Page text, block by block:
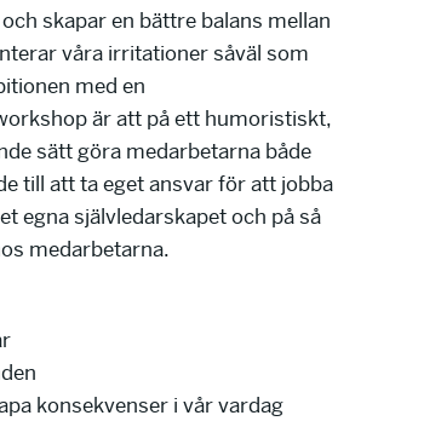
skapar en bättre balans mellan
våra irritationer såväl som
med en
är att på ett humoristiskt,
sätt göra medarbetarna både
till att ta eget ansvar för att jobba
egna självledarskapet och på så
medarbetarna.
konsekvenser i vår vardag